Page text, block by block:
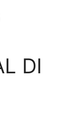
DI